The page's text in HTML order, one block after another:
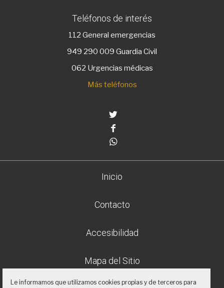
Teléfonos de interés
112 General emergencias
949 290 009 Guardia Civil
062 Urgencias médicas
Más teléfonos
Inicio
Contacto
Accesibilidad
Mapa del Sitio
Le informamos que utilizamos cookies propias y de terceros para